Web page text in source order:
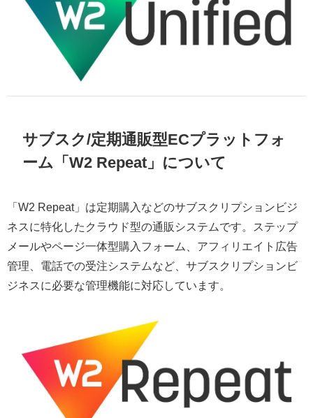
サブスク/定期通販型ECプラットフォ
ーム「W2 Repeat」について
「W2 Repeat」は定期購入などのサブスクリプションビジ
ネスに特化したクラウド型の通販システムです。ステップ
メールやページ一体型購入フォーム、アフィリエイト広告
管理、電話での受注システムなど、サブスクリプションビ
ジネスに必要な管理機能に対応しています。